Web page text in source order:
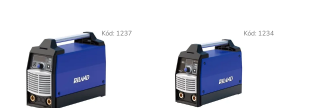
Kód: 1237 Kód: 1234